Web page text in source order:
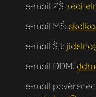
e-mail ZŠ:
e-mail MŠ:
e-mail ŠJ:
e-mail DDM:
e-mail pověřenec